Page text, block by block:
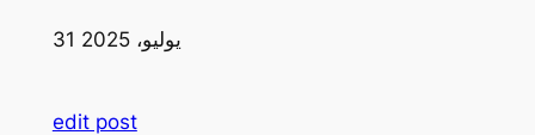
31 يوليو، 2025
edit post